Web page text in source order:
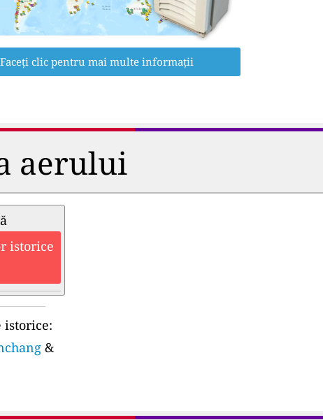
Faceți clic pentru mai multe informații
aerului
istorice
&